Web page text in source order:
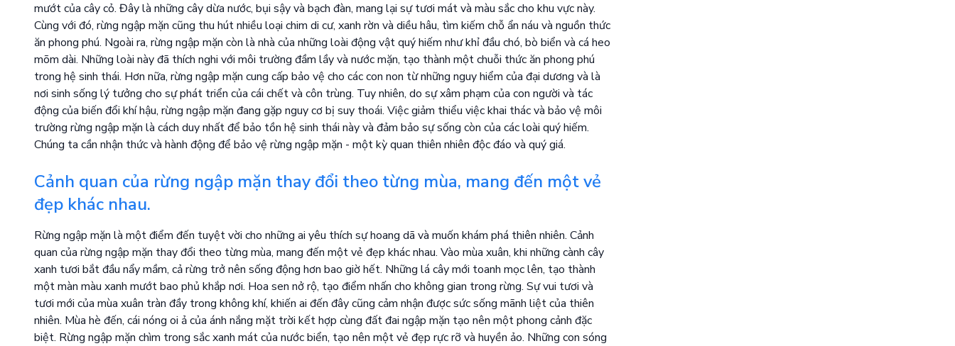
mướt của cây cỏ. Đây là những cây dừa nước, bụi sậy và bạch đàn, mang lại sự tươi mát và màu sắc cho khu vực này.
Cùng với đó, rừng ngập mặn cũng thu hút nhiều loại chim di cư, xanh rờn và diều hâu, tìm kiếm chỗ ẩn náu và nguồn thức
ăn phong phú. Ngoài ra, rừng ngập mặn còn là nhà của những loài động vật quý hiếm như khỉ đầu chó, bò biển và cá heo
mõm dài. Những loài này đã thích nghi với môi trường đầm lầy và nước mặn, tạo thành một chuỗi thức ăn phong phú
trong hệ sinh thái. Hơn nữa, rừng ngập mặn cung cấp bảo vệ cho các con non từ những nguy hiểm của đại dương và là
nơi sinh sống lý tưởng cho sự phát triển của cái chết và côn trùng. Tuy nhiên, do sự xâm phạm của con người và tác
động của biến đổi khí hậu, rừng ngập mặn đang gặp nguy cơ bị suy thoái. Việc giảm thiểu việc khai thác và bảo vệ môi
trường rừng ngập mặn là cách duy nhất để bảo tồn hệ sinh thái này và đảm bảo sự sống còn của các loài quý hiếm.
Chúng ta cần nhận thức và hành động để bảo vệ rừng ngập mặn - một kỳ quan thiên nhiên độc đáo và quý giá.
Cảnh quan của rừng ngập mặn thay đổi theo từng mùa, mang đến một vẻ
đẹp khác nhau.
Rừng ngập mặn là một điểm đến tuyệt vời cho những ai yêu thích sự hoang dã và muốn khám phá thiên nhiên. Cảnh
quan của rừng ngập mặn thay đổi theo từng mùa, mang đến một vẻ đẹp khác nhau. Vào mùa xuân, khi những cành cây
xanh tươi bắt đầu nẩy mầm, cả rừng trở nên sống động hơn bao giờ hết. Những lá cây mới toanh mọc lên, tạo thành
một màn màu xanh mướt bao phủ khắp nơi. Hoa sen nở rộ, tạo điểm nhấn cho không gian trong rừng. Sự vui tươi và
tươi mới của mùa xuân tràn đầy trong không khí, khiến ai đến đây cũng cảm nhận được sức sống mãnh liệt của thiên
nhiên. Mùa hè đến, cái nóng oi ả của ánh nắng mặt trời kết hợp cùng đất đai ngập mặn tạo nên một phong cảnh đặc
biệt. Rừng ngập mặn chìm trong sắc xanh mát của nước biển, tạo nên một vẻ đẹp rực rỡ và huyền ảo. Những con sóng